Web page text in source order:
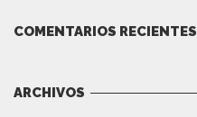
COMENTARIOS RECIENTES
ARCHIVOS